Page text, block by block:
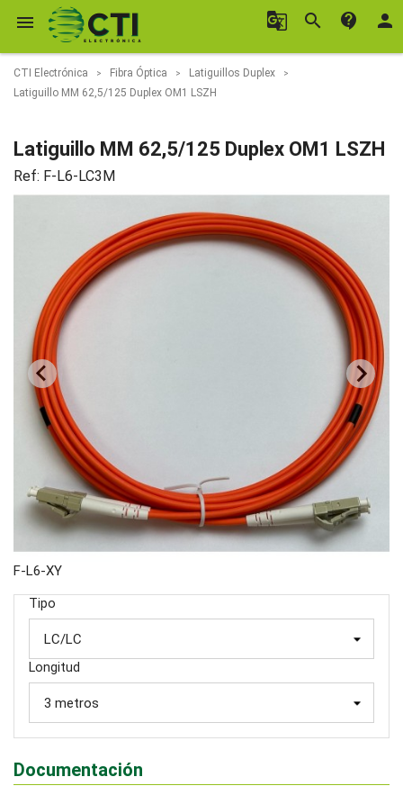
 g_translate search contact_support person
CTI Electrónica Fibra Óptica
Latiguillos Duplex
Latiguillo MM 62,5/125 Duplex OM1 LSZH
Latiguillo MM 62,5/125 Duplex OM1 LSZH
Ref: F-L6-LC3M
F-L6-XY
Tipo
Longitud
Documentación